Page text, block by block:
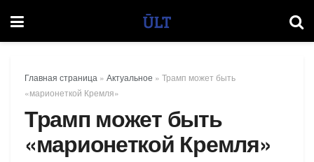
Главная страница » Актуальное » Трамп может быть
«марионеткой Кремля»
Трамп может быть
«марионеткой Кремля»